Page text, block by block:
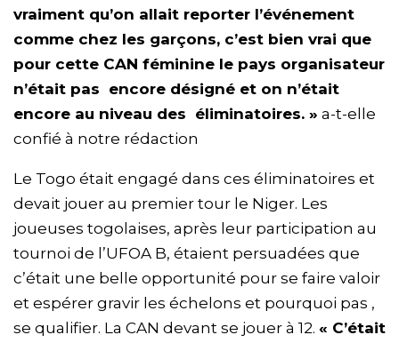
vraiment qu’on allait reporter l’événement
comme chez les garçons, c’est bien vrai que
pour cette CAN féminine le pays organisateur
n’était pas encore désigné et on n’était
encore au niveau des éliminatoires. » a-t-elle
confié à notre rédaction
Le Togo était engagé dans ces éliminatoires et
devait jouer au premier tour le Niger. Les
joueuses togolaises, après leur participation au
tournoi de l’UFOA B, étaient persuadées que
c’était une belle opportunité pour se faire valoir
et espérer gravir les échelons et pourquoi pas ,
se qualifier. La CAN devant se jouer à 12. « C’était